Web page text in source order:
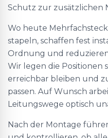
Schutz zur zusätzlichen
Wo heute
stapeln, schaffen fest
Ordnung und
Wir legen die Positionen
erreichbar bleiben und
passen. Auf Wunsch
Leitungswege optisch
Nach der Montage